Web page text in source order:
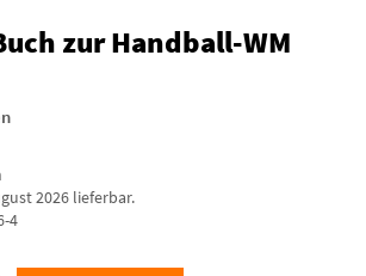
zur Handball-WM
2026 lieferbar.
4